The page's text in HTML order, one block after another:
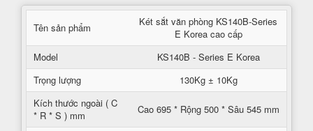
Tên sản phẩm
Két sắt văn phòng KS140B-Series
E Korea cao cấp
Model
KS140B - Series E Korea
Trọng lượng
130Kg ± 10Kg
Kích thước ngoài ( C
* R * S ) mm
Cao 695 * Rộng 500 * Sâu 545 mm